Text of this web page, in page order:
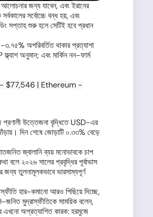
আলোচনার জন্য যাবেন, এবং ইরানের
সর্বোচ্চে বন্ধ হয়, এবং
সপ্তাহ শুরু হলে সেটিই হবে প্রধান
অপরিবর্তিত থাকার প্রত্যাশা
অনুমান; এবং মার্কিন নন-ফার্ম
$77,546 | Ethereum -
উত্তেজনা বৃদ্ধিতে USD-এর
দিন শেষে জোড়াটি ০.৩৩% বেড়ে
জ্বালানি ব্যয় মনোভাবকে চাপ
২০২৬ সালের প্রবৃদ্ধির পূর্বাভাস
তুলনামূলকভাবে ভারসাম্যপূর্ণ
হার-কমানো আরও পিছিয়ে দিচ্ছে,
মুদ্রাস্ফীতিকে সাময়িক বলেন,
এখনো অপ্রত্যাশিত কারক: হরমুজে